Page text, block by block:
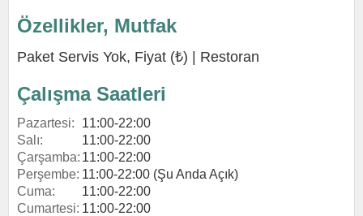
Özellikler, Mutfak
Paket Servis Yok, Fiyat (₺) | Restoran
Çalışma Saatleri
Pazartesi:
11:00-22:00
Salı:
11:00-22:00
Çarşamba: 11:00-22:00
Perşembe: 11:00-22:00 (Şu Anda Açık)
Cuma:
11:00-22:00
Cumartesi: 11:00-22:00